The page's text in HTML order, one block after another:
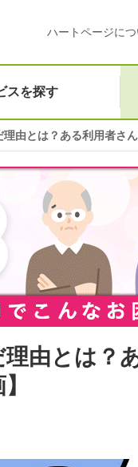
ハートページにつ
スを探す
由とは？ある利用者さ
由とは？